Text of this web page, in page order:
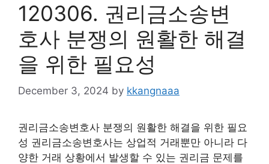
120306. 권리금소송변
호사 분쟁의 원활한 해결
을 위한 필요성
December 3, 2024 by kkangnaaa
권리금소송변호사 분쟁의 원활한 해결을 위한 필요
성 권리금소송변호사는 상업적 거래뿐만 아니라 다
양한 거래 상황에서 발생할 수 있는 권리금 문제를